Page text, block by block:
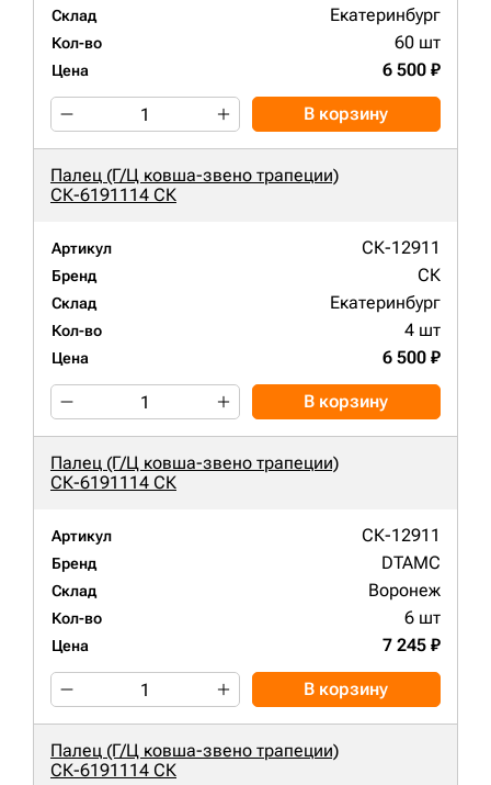
Склад Екатеринбург
Кол-во 60 шт
Цена 6 500 ₽
В корзину
Палец (Г/Ц ковша-звено трапеции)
СК-6191114 СК
Артикул СК-12911
Бренд СК
Склад Екатеринбург
Кол-во 4 шт
Цена 6 500 ₽
В корзину
Палец (Г/Ц ковша-звено трапеции)
СК-6191114 СК
Артикул СК-12911
Бренд DTAMC
Склад Воронеж
Кол-во 6 шт
Цена 7 245 ₽
В корзину
Палец (Г/Ц ковша-звено трапеции)
СК-6191114 СК